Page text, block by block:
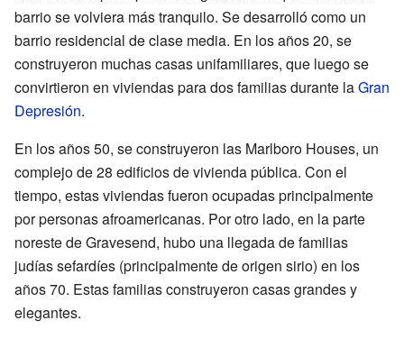
barrio se volviera más tranquilo. Se desarrolló como un
barrio residencial de clase media. En los años 20, se
construyeron muchas casas unifamiliares, que luego se
convirtieron en viviendas para dos familias durante laGran
Depresión.
En los años 50, se construyeron las Marlboro Houses, un
complejo de 28 edificios de vivienda pública. Con el
tiempo, estas viviendas fueron ocupadas principalmente
por personas afroamericanas. Por otro lado, en la parte
noreste de Gravesend, hubo una llegada de familias
judías sefardíes (principalmente de origen sirio) en los
años 70. Estas familias construyeron casas grandes y
elegantes.